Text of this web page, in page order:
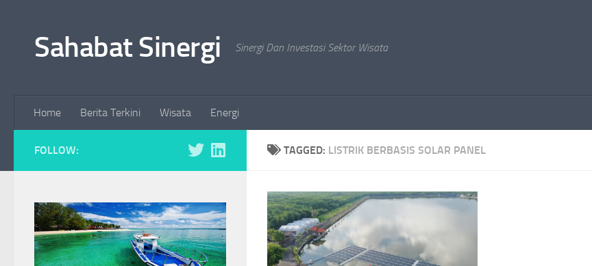
Sahabat Sinergi Sinergi Dan Investasi Sektor Wisata
Home Berita Terkini Wisata Energi
TAGGED: LISTRIK BERBASIS SOLAR PANEL
FOLLOW: